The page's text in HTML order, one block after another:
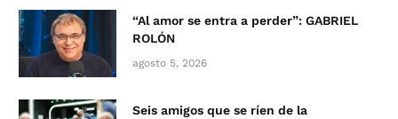
“Al amor se entra a perder”: GABRIEL
ROLÓN
agosto 5, 2026
Seis amigos que se ríen de la